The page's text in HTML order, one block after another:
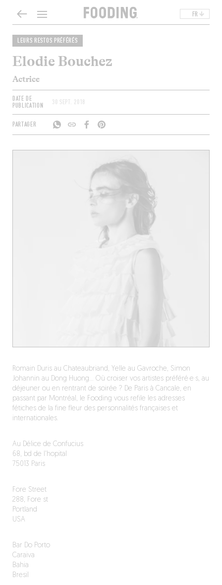
FR
LEURS RESTOS PRÉFÉRÉS
Elodie Bouchez
Actrice
DATE DE
PUBLICATION
30 SEPT. 2018
PARTAGER
Romain Duris au Chateaubriand, Yelle au Gavroche, Simon
Johannin au Dong Huong… Où croiser vos artistes préféré·e·s, au
déjeuner ou en rentrant de soirée ? De Paris à Cancale, en
passant par Montréal, le Fooding vous refile les adresses
fétiches de la fine fleur des personnalités françaises et
internationales.
Au Délice de Confucius
68, bd de l'hopital
75013 Paris
Fore Street
288, Fore st
Portland
USA
Bar Do Porto
Caraiva
Bahia
Bresil